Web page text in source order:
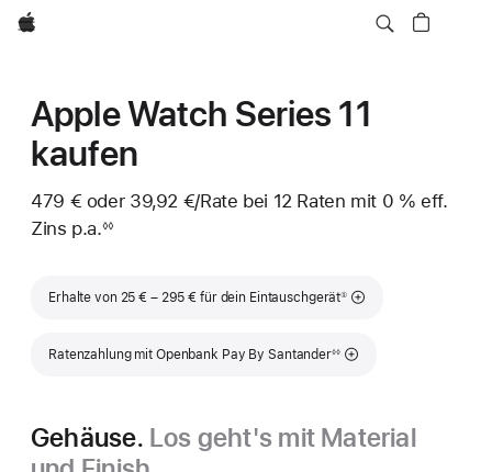
Apple
Apple Watch Series 11
kaufen
479 € oder 39,92 €/Rate pro
bei 12 Raten Raten
mit 0 % eff.
Zins p.a.eff.
◊◊
Erhalte von 25 € – 295 € für dein Eintauschgerät
Fußnote
①
Ratenzahlung mit Openbank Pay By Santander
Fußnote
◊◊
Gehäuse. Los geht's mit Material